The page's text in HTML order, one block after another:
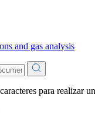
and gas analysis
para realizar